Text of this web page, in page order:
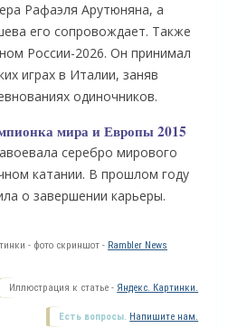
Рафаэля Арутюняна, а
его сопровождает. Также
России-2026. Он принимал
играх в Италии, заняв
одиночников.
мира и Европы 2015
серебро мирового
катании. В прошлом году
о завершении карьеры.
- фото скриншот - Rambler News
Иллюстрация к статье - Яндекс. Картинки.
Есть вопросы. Напишите нам.